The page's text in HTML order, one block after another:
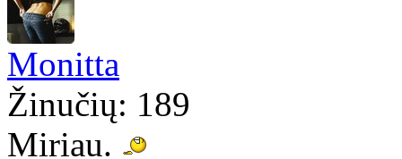
Monitta
Žinučių: 189
Miriau.